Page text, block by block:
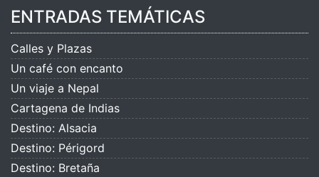
ENTRADAS TEMÁTICAS
Calles y Plazas
Un café con encanto
Un viaje a Nepal
Cartagena de Indias
Destino: Alsacia
Destino: Périgord
Destino: Bretaña